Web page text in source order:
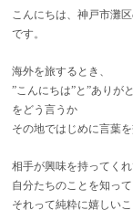
こんにちは、神戸市灘
です。
海外を旅するとき、
”こんにちは”と”ありが
をどう言うか
その地ではじめに言葉
相手が興味を持ってくれ
自分たちのことを知って
それって純粋に嬉しいこ